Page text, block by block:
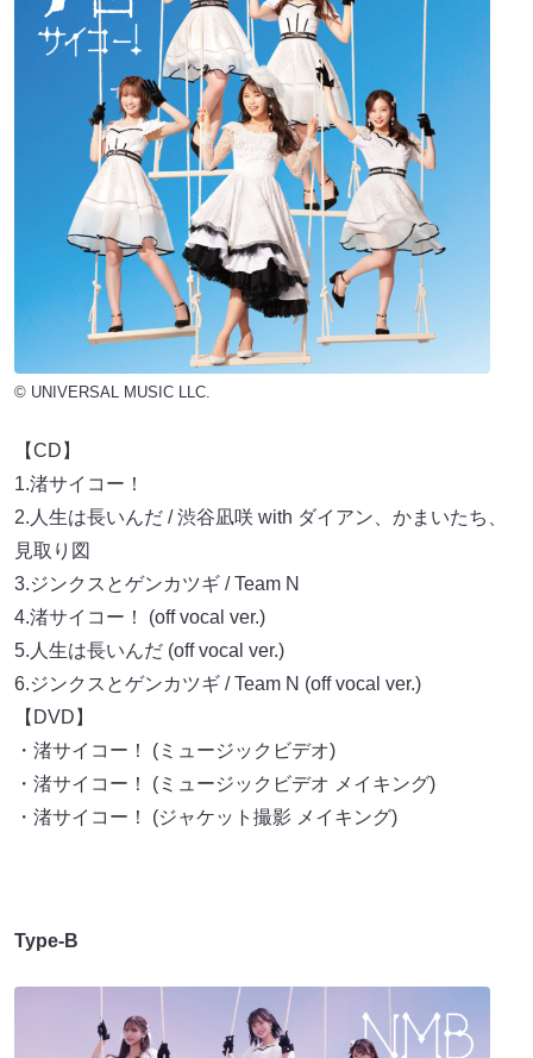
© UNIVERSAL MUSIC LLC.
【CD】
1.渚サイコー！
2.人生は長いんだ / 渋谷凪咲 with ダイアン、かまいたち、
見取り図
3.ジンクスとゲンカツギ / Team N
4.渚サイコー！ (off vocal ver.)
5.人生は長いんだ (off vocal ver.)
6.ジンクスとゲンカツギ / Team N (off vocal ver.)
【DVD】
・渚サイコー！ (ミュージックビデオ)
・渚サイコー！ (ミュージックビデオ メイキング)
・渚サイコー！ (ジャケット撮影 メイキング)
Type-B